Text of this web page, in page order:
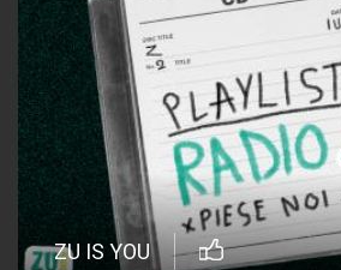
ZU IS YOU